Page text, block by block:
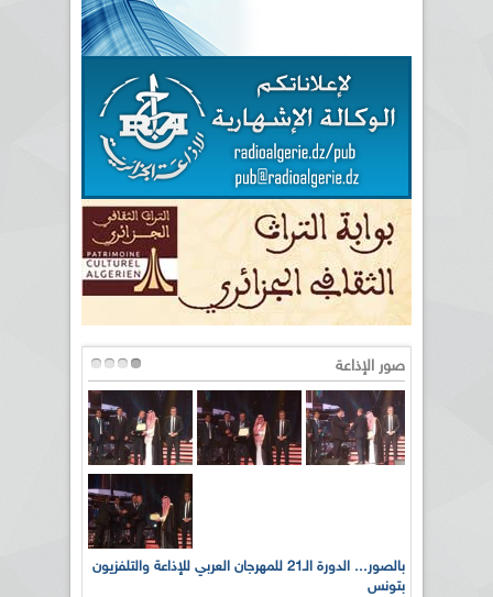
صور الإذاعة
بالصور... الدورة الـ21 للمهرجان العربي للإذاعة والتلفزيون
بتونس